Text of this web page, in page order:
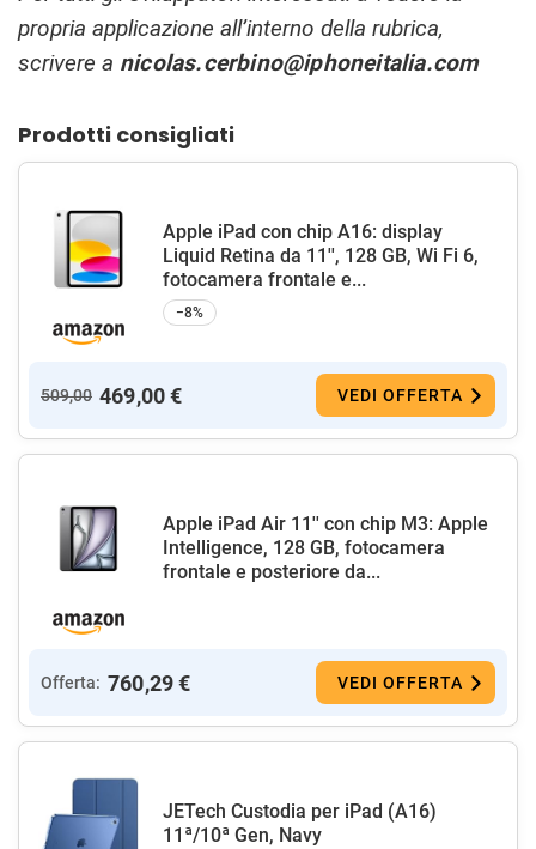
propria applicazione all’interno della rubrica,
scrivere a nicolas.cerbino@iphoneitalia.com
Prodotti consigliati
Apple iPad con chip A16: display
Liquid Retina da 11'', 128 GB, Wi Fi 6,
fotocamera frontale e...
−8%
509,00 469,00 € VEDI OFFERTA
Apple iPad Air 11'' con chip M3: Apple
Intelligence, 128 GB, fotocamera
frontale e posteriore da...
Offerta: 760,29 € VEDI OFFERTA
JETech Custodia per iPad (A16)
11ª/10ª Gen, Navy